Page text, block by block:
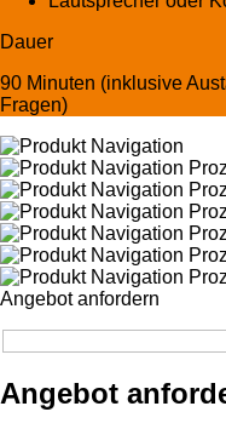
Dauer
90 Minuten (inklusive
Fragen)
Angebot anfordern
Angebot